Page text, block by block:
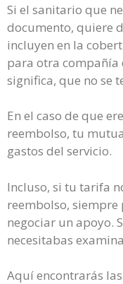
Si el sanitario que
documento, quiere
incluyen en la
para otra compañía
significa, que no se
En el caso de que
reembolso, tu
gastos del servicio.
Incluso, si tu tarifa
reembolso,
negociar un apoyo.
necesitabas
Aquí encontrarás